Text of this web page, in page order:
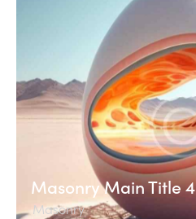
Masonry Main Title 4
Masonry